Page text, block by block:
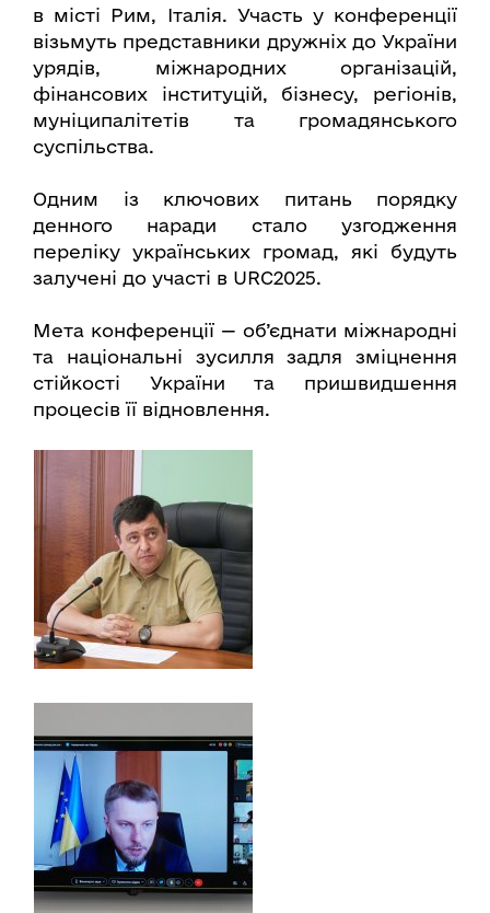
в місті Рим, Італія. Участь у конференції
візьмуть представники дружніх до України
урядів, міжнародних організацій,
фінансових інституцій, бізнесу, регіонів,
муніципалітетів та громадянського
суспільства.
Одним із ключових питань порядку
денного наради стало узгодження
переліку українських громад, які будуть
залучені до участі в URC2025.
Мета конференції — об’єднати міжнародні
та національні зусилля задля зміцнення
стійкості України та пришвидшення
процесів її відновлення.